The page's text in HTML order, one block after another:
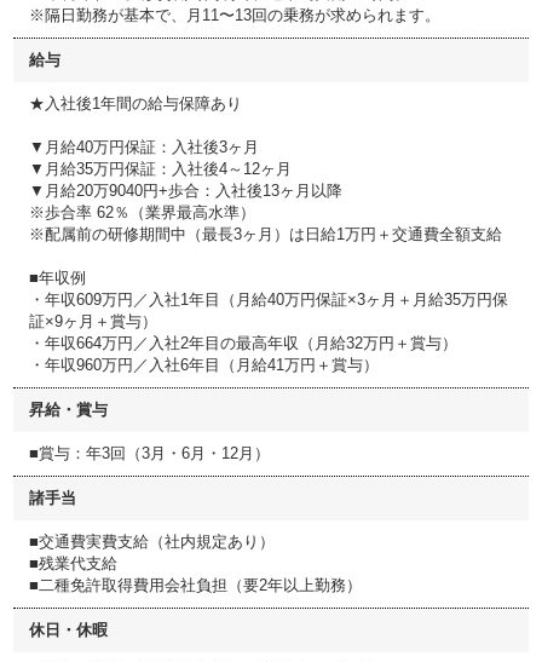
※隔日勤務が基本で、月11〜13回の乗務が求められます。
給与
★入社後1年間の給与保障あり
▼月給40万円保証：入社後3ヶ月
▼月給35万円保証：入社後4～12ヶ月
▼月給20万9040円+歩合：入社後13ヶ月以降
※歩合率 62％（業界最高水準）
※配属前の研修期間中（最長3ヶ月）は日給1万円＋交通費全額支給
■年収例
・年収609万円／入社1年目（月給40万円保証×3ヶ月＋月給35万円保
証×9ヶ月＋賞与）
・年収664万円／入社2年目の最高年収（月給32万円＋賞与）
・年収960万円／入社6年目（月給41万円＋賞与）
昇給・賞与
■賞与：年3回（3月・6月・12月）
諸手当
■交通費実費支給（社内規定あり）
■残業代支給
■二種免許取得費用会社負担（要2年以上勤務）
休日・休暇